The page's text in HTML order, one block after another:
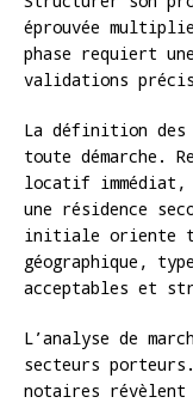
éprouvée
phase requiert
validations
La définition
toute démarche.
locatif immédiat,
une résidence
initiale oriente
géographique,
acceptables et
L’analyse de
secteurs porteurs.
notaires révèlent